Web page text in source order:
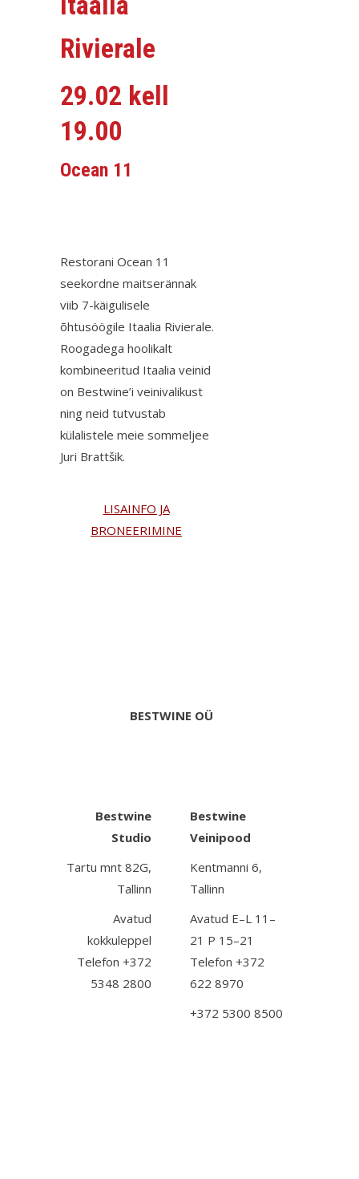
Rivierale
29.02 kell
19.00
Ocean 11
Restorani Ocean 11
seekordne maitserännak
viib 7-käigulisele
õhtusöögile Itaalia Rivierale.
Roogadega hoolikalt
kombineeritud Itaalia veinid
on Bestwine’i veinivalikust
ning neid tutvustab
külalistele meie sommeljee
Juri Brattšik.
LISAINFO JA
BRONEERIMINE
BESTWINE OÜ
Bestwine
Studio
Tartu mnt 82G,
Tallinn
Avatud
kokkuleppel
Telefon +372
5348 2800
Bestwine
Veinipood
Kentmanni 6,
Tallinn
Avatud E–L 11–
21 P 15–21
Telefon +372
622 8970
+372 5300 8500